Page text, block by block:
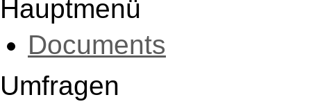
Hauptmenü
Documents
Umfragen